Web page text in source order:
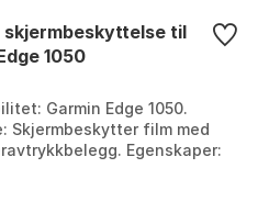
skjermbeskyttelse til
1050
Garmin Edge 1050.
Skjermbeskytter film med
Egenskaper:
Pakkeinnhold: 2 stk.